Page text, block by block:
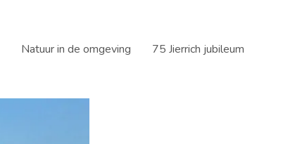
Natuur in de omgeving 75 Jierrich jubileum